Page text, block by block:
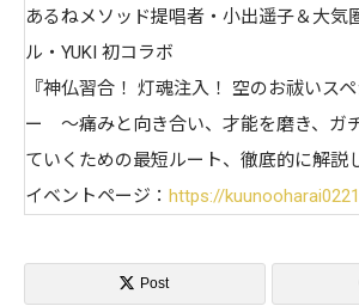
あるねメソッド提唱者・小出遥子＆大気
ル・YUKI 初コラボ
『神仏習合！ 灯魂注入！ 空のお祓いス
ー 〜痛みと向き合い、才能を磨き、ガ
ていくための最短ルート、徹底的に解説
イベントページ： https://
 Post